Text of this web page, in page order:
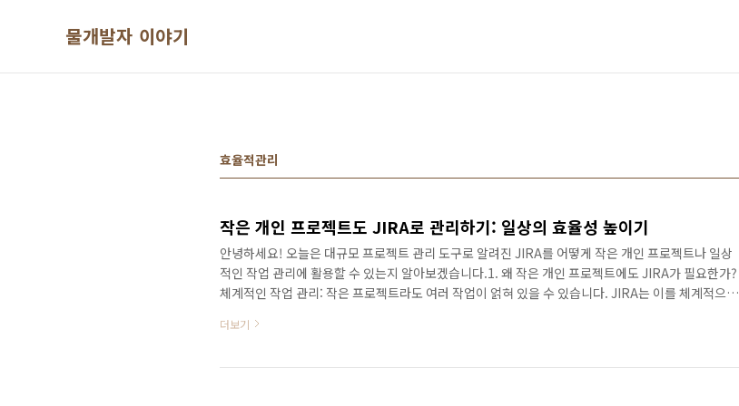
물개발자 이야기
효율적관리
작은 개인 프로젝트도 JIRA로 관리하기: 일상의 효율성 높이기
안녕하세요! 오늘은 대규모 프로젝트 관리 도구로 알려진 JIRA를 어떻게 작은 개인 프로젝트나 일상
적인 작업 관리에 활용할 수 있는지 알아보겠습니다.1. 왜 작은 개인 프로젝트에도 JIRA가 필요한가?
체계적인 작업 관리: 작은 프로젝트라도 여러 작업이 얽혀 있을 수 있습니다. JIRA는 이를 체계적으로
드를 통해 전체 진행 상황을 한눈에 볼 수 있습니다.동기 부여: 완료된 작업을 시각적으로 확인하며 성
다.2. 개인 프로젝트 JIRA 설정 예시프로젝트 생성:프로젝트 이름: "일상생활 관리"상태 설정:To
더보기